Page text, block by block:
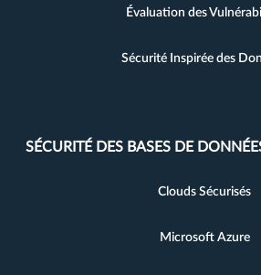
Évaluation des
Sécurité Inspirée des
SÉCURITÉ DES BASES DE
Clouds Sécurisés
Microsoft Azure